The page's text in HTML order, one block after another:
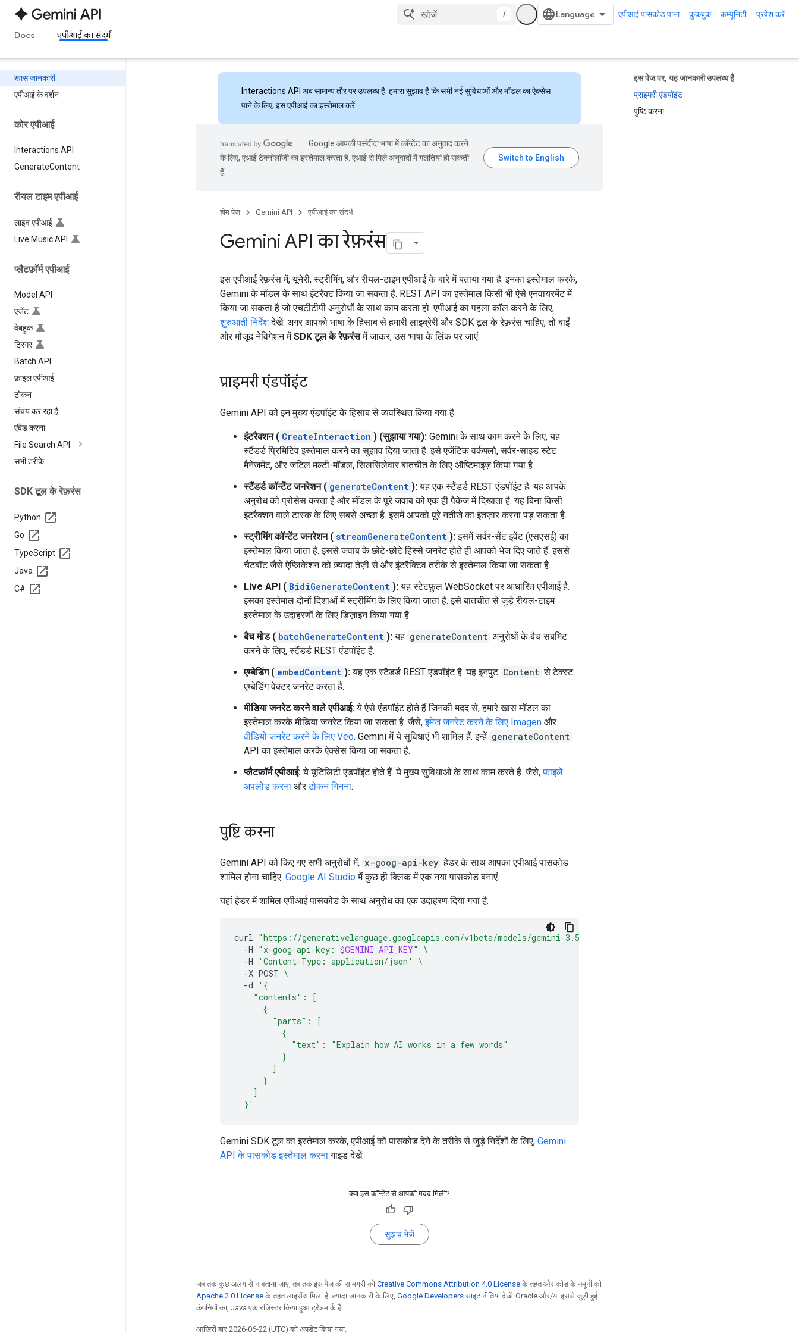
/ एपीआई पासकोड पाना कुकबुक कम्यूनिटी प्रवेश करें
Docs एपीआई का संदर्भ
खास जानकारी
एपीआई के वर्शन
कोर एपीआई
Interactions API
GenerateContent
रीयल टाइम एपीआई
लाइव एपीआई
Live Music API
प्लैटफ़ॉर्म एपीआई
Model API
एजेंट
वेबहुक
ट्रिगर
Batch API
फ़ाइल एपीआई
टोकन
संचय कर रहा है
एंबेड करना
File Search API
सभी तरीके
SDK टूल के रेफ़रंस
Python
Go
TypeScript
Java
C#
इस पेज पर, यह जानकारी उपलब्ध है
प्राइमरी एंडपॉइंट
पुष्टि करना
Interactions API अब सामान्य तौर पर उपलब्ध है. हमारा सुझाव है कि सभी नई सुविधाओं और मॉडल का ऐक्सेस
पाने के लिए, इस एपीआई का इस्तेमाल करें.
Google आपकी पसंदीदा भाषा में कॉन्टेंट का अनुवाद करने
के लिए, एआई टेक्नोलॉजी का इस्तेमाल करता है. एआई से मिले अनुवादों में गलतियां हो सकती
हैं.
होम पेज Gemini API एपीआई का संदर्भ
Gemini API का रेफ़रंस
इस एपीआई रेफ़रंस में, यूनेरी, स्ट्रीमिंग, और रीयल-टाइम एपीआई के बारे में बताया गया है. इनका इस्तेमाल करके,
Gemini के मॉडल के साथ इंटरैक्ट किया जा सकता है. REST API का इस्तेमाल किसी भी ऐसे एनवायरमेंट में
किया जा सकता है जो एचटीटीपी अनुरोधों के साथ काम करता हो. एपीआई का पहला कॉल करने के लिए,
शुरुआती निर्देशदेखें. अगर आपको भाषा के हिसाब से हमारी लाइब्रेरी और SDK टूल के रेफ़रंस चाहिए, तो बाईं
ओर मौजूद नेविगेशन मेंSDK टूल के रेफ़रंसमें जाकर, उस भाषा के लिंक पर जाएं.
प्राइमरी एंडपॉइंट
Gemini API को इन मुख्य एंडपॉइंट के हिसाब से व्यवस्थित किया गया है:
इंटरैक्शन ( CreateInteraction ) (सुझाया गया): Gemini के साथ काम करने के लिए, यह
स्टैंडर्ड प्रिमिटिव इस्तेमाल करने का सुझाव दिया जाता है. इसे एजेंटिक वर्कफ़्लो, सर्वर-साइड स्टेट
मैनेजमेंट, और जटिल मल्टी-मॉडल, सिलसिलेवार बातचीत के लिए ऑप्टिमाइज़ किया गया है.
स्टैंडर्ड कॉन्टेंट जनरेशन ( generateContent ):यह एक स्टैंडर्ड REST एंडपॉइंट है. यह आपके
अनुरोध को प्रोसेस करता है और मॉडल के पूरे जवाब को एक ही पैकेज में दिखाता है. यह बिना किसी
इंटरैक्शन वाले टास्क के लिए सबसे अच्छा है. इसमें आपको पूरे नतीजे का इंतज़ार करना पड़ सकता है.
स्ट्रीमिंग कॉन्टेंट जनरेशन ( streamGenerateContent ):इसमें सर्वर-सेंट इवेंट (एसएसई) का
इस्तेमाल किया जाता है. इससे जवाब के छोटे-छोटे हिस्से जनरेट होते ही आपको भेज दिए जाते हैं. इससे
चैटबॉट जैसे ऐप्लिकेशन को ज़्यादा तेज़ी से और इंटरैक्टिव तरीके से इस्तेमाल किया जा सकता है.
Live API ( BidiGenerateContent ):यह स्टेटफ़ुल WebSocket पर आधारित एपीआई है.
इसका इस्तेमाल दोनों दिशाओं में स्ट्रीमिंग के लिए किया जाता है. इसे बातचीत से जुड़े रीयल-टाइम
इस्तेमाल के उदाहरणों के लिए डिज़ाइन किया गया है.
बैच मोड ( batchGenerateContent ):यह generateContent अनुरोधों के बैच सबमिट
करने के लिए, स्टैंडर्ड REST एंडपॉइंट है.
एम्बेडिंग ( embedContent ):यह एक स्टैंडर्ड REST एंडपॉइंट है. यह इनपुट Content से टेक्स्ट
एम्बेडिंग वेक्टर जनरेट करता है.
मीडिया जनरेट करने वाले एपीआई:ये ऐसे एंडपॉइंट होते हैं जिनकी मदद से, हमारे खास मॉडल का
इस्तेमाल करके मीडिया जनरेट किया जा सकता है. जैसे,इमेज जनरेट करने के लिए Imagen और
वीडियो जनरेट करने के लिए Veo. Gemini में ये सुविधाएं भी शामिल हैं. इन्हें generateContent
API का इस्तेमाल करके ऐक्सेस किया जा सकता है.
प्लैटफ़ॉर्म एपीआई:ये यूटिलिटी एंडपॉइंट होते हैं. ये मुख्य सुविधाओं के साथ काम करते हैं. जैसे,फ़ाइलें
अपलोड करना औरटोकन गिनना.
पुष्टि करना
Gemini API को किए गए सभी अनुरोधों में, x-goog-api-key हेडर के साथ आपका एपीआई पासकोड
शामिल होना चाहिए. Google AI Studioमें कुछ ही क्लिक में एक नया पासकोड बनाएं.
यहां हेडर में शामिल एपीआई पासकोड के साथ अनुरोध का एक उदाहरण दिया गया है:
curl "https://generativelanguage.googleapis.com/v1beta/models/gemini-3.5-flash:generateContent"
-H "x-goog-api-key: $GEMINI_API_KEY"
\
-H
'Content-Type: application/json'
\
-X POST \
-d
'{
    "contents": [
      {
        "parts": [
          {
            "text": "Explain how AI works in a few words"
          }
        ]
      }
    ]
  }'
Gemini SDK टूल का इस्तेमाल करके, एपीआई को पासकोड देने के तरीके से जुड़े निर्देशों के लिए, Gemini
API के पासकोड इस्तेमाल करनागाइड देखें.
क्या इस कॉन्टेंट से आपको मदद मिली?
सुझाव भेजें
जब तक कुछ अलग से न बताया जाए, तब तक इस पेज की सामग्री को Creative Commons Attribution 4.0 License के तहत और कोड के नमूनों को
Apache 2.0 License के तहत लाइसेंस मिला है. ज़्यादा जानकारी के लिए, Google Developers साइट नीतियां देखें. Oracle और/या इससे जुड़ी हुई
कंपनियों का, Java एक रजिस्टर किया हुआ ट्रेडमार्क है.
आखिरी बार 2026-06-22 (UTC) को अपडेट किया गया.